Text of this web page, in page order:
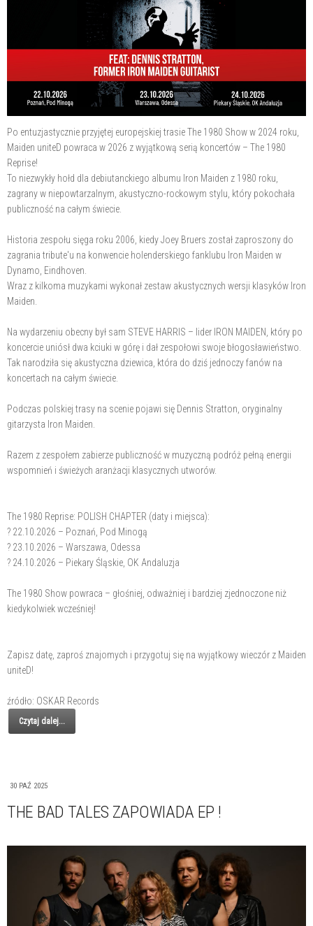
Po entuzjastycznie przyjętej europejskiej trasie The 1980 Show w 2024 roku,
Maiden uniteD powraca w 2026 z wyjątkową serią koncertów – The 1980
Reprise!
To niezwykły hołd dla debiutanckiego albumu Iron Maiden z 1980 roku,
zagrany w niepowtarzalnym, akustyczno-rockowym stylu, który pokochała
publiczność na całym świecie.
Historia zespołu sięga roku 2006, kiedy Joey Bruers został zaproszony do
zagrania tribute'u na konwencie holenderskiego fanklubu Iron Maiden w
Dynamo, Eindhoven.
Wraz z kilkoma muzykami wykonał zestaw akustycznych wersji klasyków Iron
Maiden.
Na wydarzeniu obecny był sam STEVE HARRIS – lider IRON MAIDEN, który po
koncercie uniósł dwa kciuki w górę i dał zespołowi swoje błogosławieństwo.
Tak narodziła się akustyczna dziewica, która do dziś jednoczy fanów na
koncertach na całym świecie.
Podczas polskiej trasy na scenie pojawi się Dennis Stratton, oryginalny
gitarzysta Iron Maiden.
Razem z zespołem zabierze publiczność w muzyczną podróż pełną energii
wspomnień i świeżych aranżacji klasycznych utworów.
The 1980 Reprise: POLISH CHAPTER (daty i miejsca):
? 22.10.2026 – Poznań, Pod Minogą
? 23.10.2026 – Warszawa, Odessa
? 24.10.2026 – Piekary Śląskie, OK Andaluzja
The 1980 Show powraca – głośniej, odważniej i bardziej zjednoczone niż
kiedykolwiek wcześniej!
Zapisz datę, zaproś znajomych i przygotuj się na wyjątkowy wieczór z Maiden
uniteD!
źródło: OSKAR Records
Czytaj dalej...
30 PAŹ 2025
THE BAD TALES ZAPOWIADA EP !